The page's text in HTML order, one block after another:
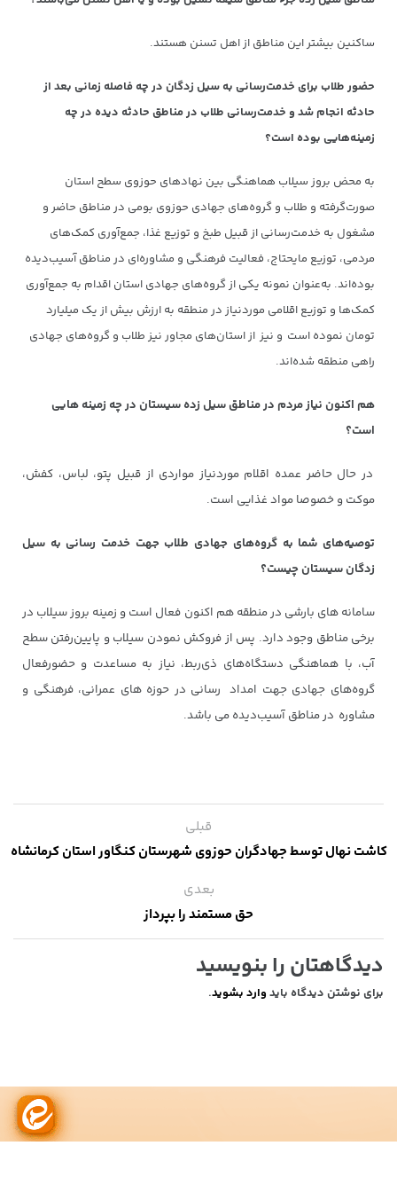
ساکنین بیشتر این مناطق از اهل تسنن هستند.
حضور طلاب برای خدمت‌رسانی به سیل زدگان در چه فاصله زمانی بعد از
حادثه انجام شد و خدمت‌رسانی طلاب در مناطق حادثه دیده در چه
زمینه‌هایی بوده است؟
به ‌محض بروز سیلاب هماهنگی بین نهادهای حوزوی سطح استان
صورت‌گرفته و طلاب و گروه‌های جهادی حوزوی بومی در مناطق حاضر و
مشغول به خدمت‌رسانی از قبیل طبخ و توزیع غذا، جمع‌آوری کمک‌های
مردمی، توزیع مایحتاج، فعالیت فرهنگی و مشاوره‌ای در مناطق آسیب‌دیده
بوده‌اند. به‌عنوان نمونه یکی از گروه‌های جهادی استان اقدام به جمع‌آوری
کمک‌ها و توزیع اقلامی موردنیاز در منطقه به ارزش بیش از یک میلیارد
تومان نموده است و نیز از استان‌های مجاور نیز طلاب و گروه‌های جهادی
راهی منطقه شده‌اند.
هم اکنون نیاز مردم در مناطق سیل زده سیستان در چه زمینه هایی
است؟
در حال حاضر عمده اقلام موردنیاز مواردی از قبیل پتو، لباس، کفش،
موکت و خصوصا مواد غذایی است.
توصیه‌های شما به گروه‌های جهادی طلاب جهت خدمت رسانی به سیل
زدگان سیستان چیست؟
سامانه های بارشی در منطقه هم اکنون فعال است و زمینه بروز سیلاب در
برخی مناطق وجود دارد. پس از فروکش نمودن سیلاب و پایین‌رفتن سطح
آب، با هماهنگی دستگاه‌های ذی‌ربط، نیاز به مساعدت و حضورفعال
گروه‌های جهادی جهت امداد رسانی در حوزه های عمرانی، فرهنگی و
مشاوره در مناطق آسیب‌دیده می باشد.
قبلی
کاشت نهال توسط جهادگران حوزوی شهرستان کنگاور استان کرمانشاه
بعدی
حق مستمند را بپرداز
دیدگاهتان را بنویسید
برای نوشتن دیدگاه باید وارد بشوید.